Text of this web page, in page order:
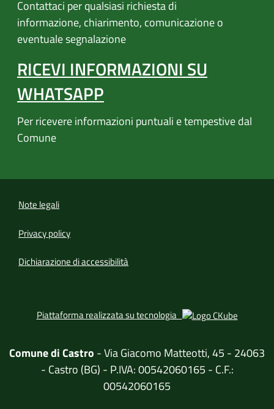
Contattaci per qualsiasi richiesta di
informazione, chiarimento, comunicazione o
eventuale segnalazione
RICEVI INFORMAZIONI SU
WHATSAPP
Per ricevere informazioni puntuali e tempestive dal
Comune
Note legali
Privacy policy
Dichiarazione di accessibilità
Piattaforma realizzata su tecnologia (apre in
Comune di Castro - Via Giacomo Matteotti, 45 - 24063
- Castro (BG) - P.IVA: 00542060165 - C.F.:
00542060165